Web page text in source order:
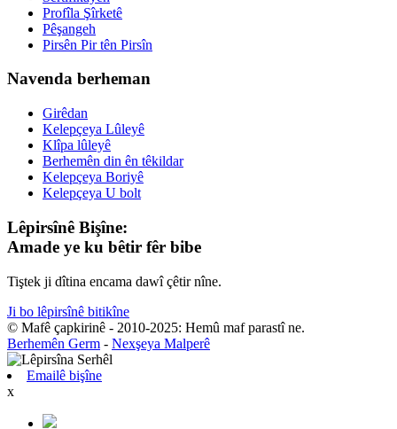
Profîla Şîrketê
Pêşangeh
Pirsên Pir tên Pirsîn
Navenda berheman
Girêdan
Kelepçeya Lûleyê
Klîpa lûleyê
Berhemên din ên têkildar
Kelepçeya Boriyê
Kelepçeya U bolt
Lêpirsînê Bişîne:
Amade ye ku bêtir fêr bibe
Tiştek ji dîtina encama dawî çêtir nîne.
Ji bo lêpirsînê bitikîne
© Mafê çapkirinê - 2010-2025: Hemû maf parastî ne.
Berhemên Germ - Nexşeya Malperê
Emailê bişîne
x